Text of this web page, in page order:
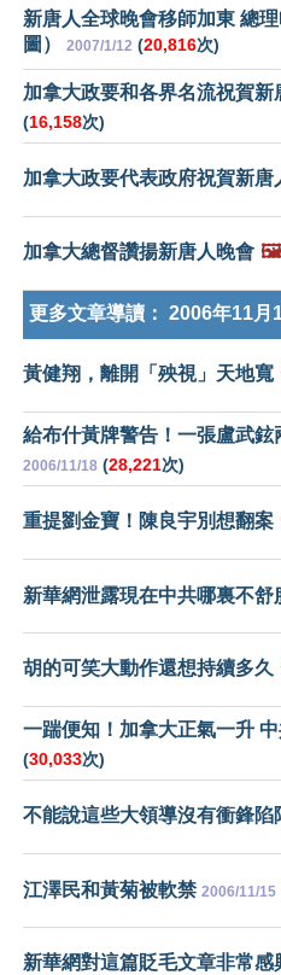
新唐人全球晚會移師加東 總
圖）
2007/1/12 (20,816次)
加拿大政要和各界名流祝賀新
(16,158次)
加拿大政要代表政府祝賀新唐
加拿大總督讚揚新唐人晚會 🖼️
更多文章導讀： 2006年11月
黃健翔，離開「殃視」天地寬
給布什黃牌警告！一張盧武鉉
2006/11/18 (28,221次)
重提劉金寶！陳良宇別想翻案
新華網泄露現在中共哪裏不舒
胡的可笑大動作還想持續多久
一踹便知！加拿大正氣一升
(30,033次)
不能說這些大領導沒有衝鋒陷
江澤民和黃菊被軟禁 2006/11/15
新華網對這篇貶毛文章非常感